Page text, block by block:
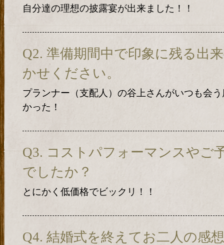
自分達の理想の披露宴が出来ました！！
Q2. 準備期間中で印象に残る出
かせください。
プランナー（支配人）の谷上さんがいつも会
かった！
Q3. コストパフォーマンスやご
でしたか？
とにかく低価格でビックリ！！
Q4. 結婚式を終えてお二人の感